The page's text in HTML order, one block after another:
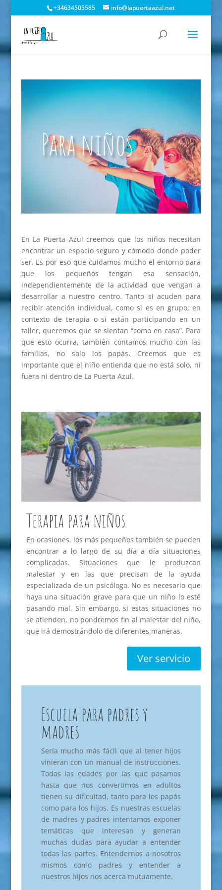
+34634505585 info@lapuertaazul.net
Para niños
En La Puerta Azul creemos que los niños necesitan
encontrar un espacio seguro y cómodo donde poder
ser. Es por eso que cuidamos mucho el entorno para
que los pequeños tengan esa sensación,
independientemente de la actividad que vengan a
desarrollar a nuestro centro. Tanto si acuden para
recibir atención individual, como si es en grupo; en
contexto de terapia o si están participando en un
taller, queremos que se sientan “como en casa”. Para
que esto ocurra, también contamos mucho con las
familias, no solo los papás. Creemos que es
importante que el niño entienda que no está solo, ni
fuera ni dentro de La Puerta Azul.
Terapia para niños
En ocasiones, los más pequeños también se pueden
encontrar a lo largo de su día a día situaciones
complicadas. Situaciones que le produzcan
malestar y en las que precisan de la ayuda
especializada de un psicólogo. No es necesario que
haya una situación grave para que un niño lo esté
pasando mal. Sin embargo, si estas situaciones no
se atienden, no pondremos fin al malestar del niño,
que irá demostrándolo de diferentes maneras.
Ver servicio
Escuela para padres y
madres
Sería mucho más fácil que al tener hijos
vinieran con un manual de instrucciones.
Todas las edades por las que pasamos
hasta que nos convertimos en adultos
tienen su dificultad, tanto para los papás
como para los hijos. Es nuestras escuelas
de madres y padres intentamos exponer
temáticas que interesan y generan
muchas dudas para ayudar a entender
todas las partes. Entendernos a nosotros
mismos como padres y entender a
nuestros hijos nos acerca mutuamente.